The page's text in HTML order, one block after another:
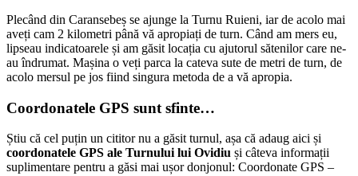
Plecând din Caransebeș se ajunge la Turnu Ruieni, iar de acolo mai
aveți cam 2 kilometri până vă apropiați de turn. Când am mers eu,
lipseau indicatoarele și am găsit locația cu ajutorul sătenilor care ne-
au îndrumat. Mașina o veți parca la cateva sute de metri de turn, de
acolo mersul pe jos fiind singura metoda de a vă apropia.
Coordonatele GPS sunt sfinte…
Știu că cel puțin un cititor nu a găsit turnul, așa că adaug aici și
coordonatele GPS ale Turnului lui Ovidiu și câteva informații
suplimentare pentru a găsi mai ușor donjonul: Coordonate GPS –